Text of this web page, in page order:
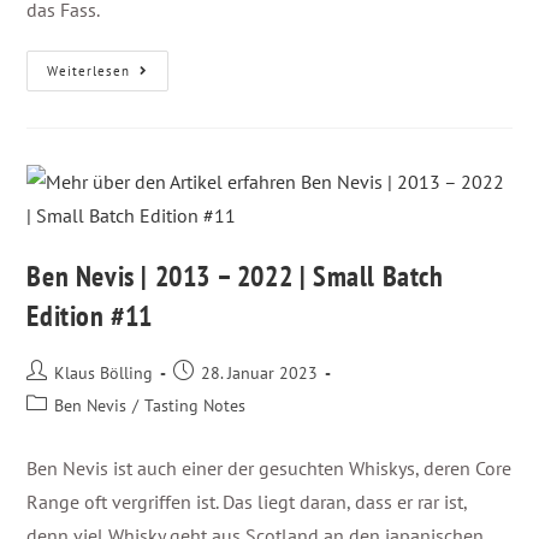
das Fass.
Weiterlesen
Ben Nevis | 2013 – 2022 | Small Batch
Edition #11
Klaus Bölling
28. Januar 2023
Ben Nevis / Tasting Notes
Ben Nevis ist auch einer der gesuchten Whiskys, deren Core
Range oft vergriffen ist. Das liegt daran, dass er rar ist,